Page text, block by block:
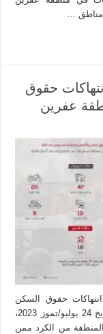
مناطق …
حقوق
عفرين
حقوق السكن
والأراضي والملكية في منطقة عفرين ونشرتها بتاريخ 24 يوليو/تموز 2023،
سكان المنطقة من الكرد ممن